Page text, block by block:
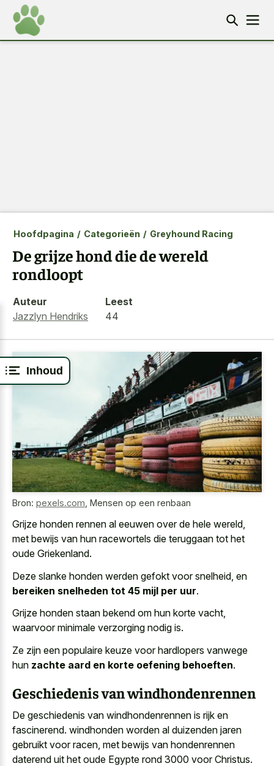
Inhoud
Hoofdpagina / Categorieën / Greyhound Racing
De grijze hond die de wereld
rondloopt
Auteur
Jazzlyn Hendriks
Leest
44
Bron: pexels.com Mensen op een renbaan
Grijze honden rennen al eeuwen over de hele wereld,
met bewijs van hun racewortels die teruggaan tot het
oude Griekenland.
Deze slanke honden werden gefokt voor snelheid, en
bereiken snelheden tot 45 mijl per uur.
Grijze honden staan bekend om hun korte vacht,
waarvoor minimale verzorging nodig is.
Ze zijn een populaire keuze voor hardlopers vanwege
hun zachte aard en korte oefening behoeften.
Geschiedenis van windhondenrennen
De geschiedenis van windhondenrennen is rijk en
fascinerend. windhonden worden al duizenden jaren
gebruikt voor racen, met bewijs van hondenrennen
daterend uit het oude Egypte rond 3000 voor Christus.